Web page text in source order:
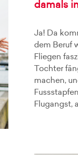
damals
Ja! Da
dem Beruf
Fliegen
Tochter
machen,
Flugangst,